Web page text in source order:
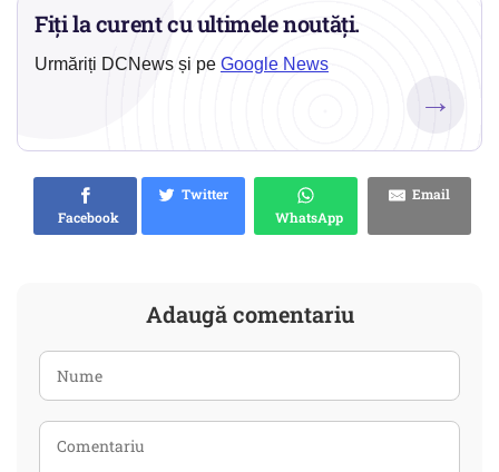
Fiți la curent cu ultimele noutăți.
Urmăriți DCNews și pe Google News
→
Facebook
Twitter
WhatsApp
Email
Adaugă comentariu